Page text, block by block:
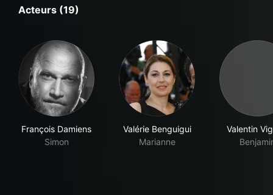
Acteurs (19)
François Damiens
Simon
Valérie Benguigui
Marianne
Valentin